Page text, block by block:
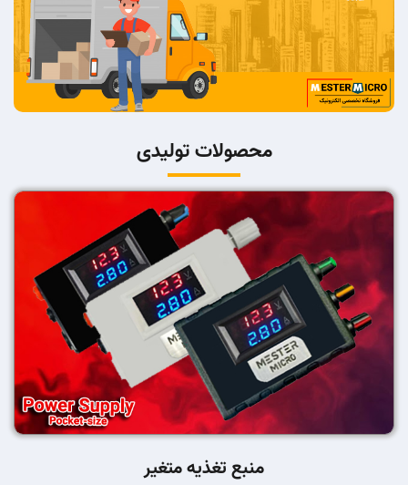
محصولات تولیدی
منبع تغذیه متغیر